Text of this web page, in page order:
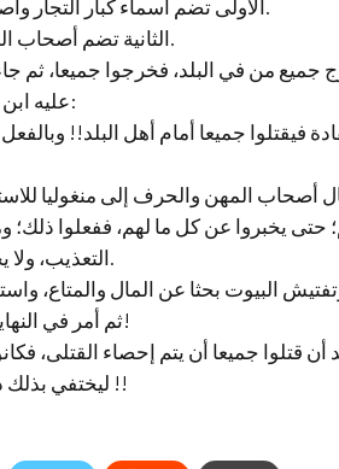
الأولى تضم أسماء كبار التجار وأصحاب الأموال في المدينة.
الثانية تضم أصحاب الحرف والصناعات المهرة.
جميع من في البلد، فخرجوا جميعا،
عليه ابن جنكيز خان ثم أمر بالتالي:
التعذيب، ولا يجد ما يكفي لافتداء نفسه.
ثم أمر في النهاية بقتل أهل البلد أجمعين!
ليختفي بذلك ذكر مدينة مرو من التاريخ !!